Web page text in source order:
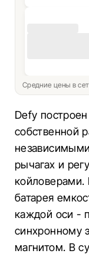
Средние цены в
Defy
собственной
рычагах и
койловерами.
батарея
каждой оси -
синхронному
магнитом. В